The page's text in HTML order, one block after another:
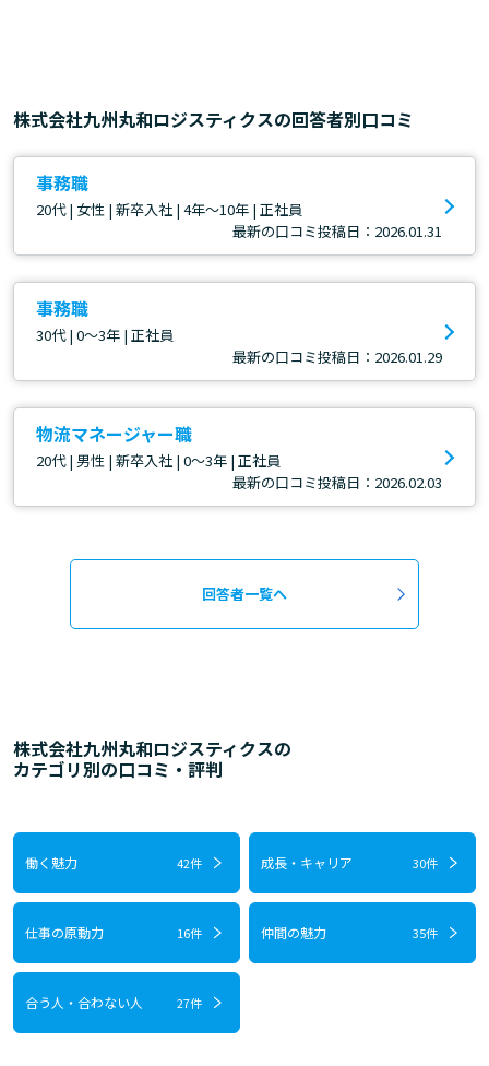
株式会社九州丸和ロジスティクスの回答者別口コミ
事務職
20代 | 女性 | 新卒入社 | 4年～10年 | 正社員
最新の口コミ投稿日：2026.01.31
事務職
30代 | 0～3年 | 正社員
最新の口コミ投稿日：2026.01.29
物流マネージャー職
20代 | 男性 | 新卒入社 | 0～3年 | 正社員
最新の口コミ投稿日：2026.02.03
回答者一覧へ
株式会社九州丸和ロジスティクスの
カテゴリ別の口コミ・評判
働く魅力 42件 成長・キャリア 30件
仕事の原動力 16件 仲間の魅力 35件
合う人・合わない人 27件